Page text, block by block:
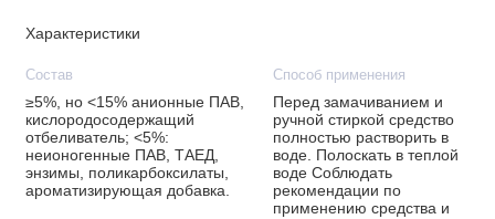
Характеристики
Состав
≥5%, но <15% анионные ПАВ,
кислородосодержащий
отбеливатель; <5%:
неионогенные ПАВ, ТАЕД,
энзимы, поликарбоксилаты,
ароматизирующая добавка.
Способ применения
Перед замачиванием и
ручной стиркой средство
полностью растворить в
воде. Полоскать в теплой
воде Соблюдать
рекомендации по
применению средства и